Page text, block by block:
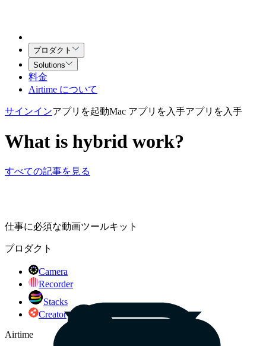
プロダクト
Solutions
料金
Airtime について
サインインアプリを起動Mac アプリを入手アプリを入手
What is hybrid work?
すべての記事を見る
仕事に必須な動画ツールキット
プロダクト
Camera
Recorder
Stacks
Creator
Airtime